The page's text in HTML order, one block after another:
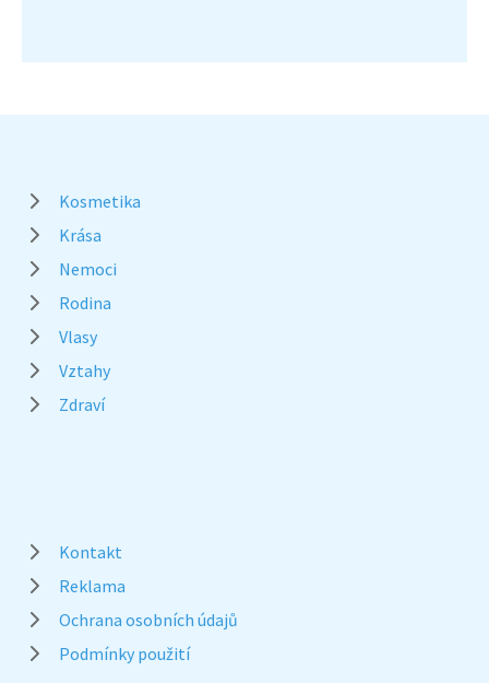
Kosmetika
Krása
Nemoci
Rodina
Vlasy
Vztahy
Zdraví
Kontakt
Reklama
Ochrana osobních údajů
Podmínky použití